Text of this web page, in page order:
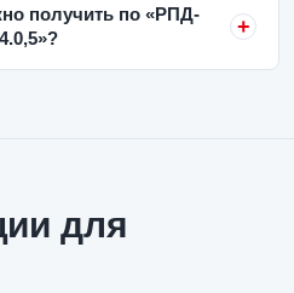
получить по «РПД-
для